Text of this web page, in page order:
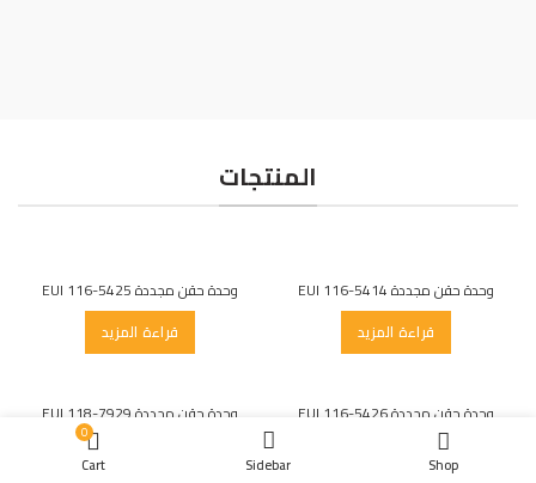
المنتجات
وحدة حقن مجددة EUI 116-5414
قراءة المزيد
وحدة حقن مجددة EUI 116-5425
قراءة المزيد
وحدة حقن مجددة EUI 116-5426
قراءة المزيد
وحدة حقن مجددة EUI 118-7929
قراءة المزيد
Shop
Sidebar
0
Cart